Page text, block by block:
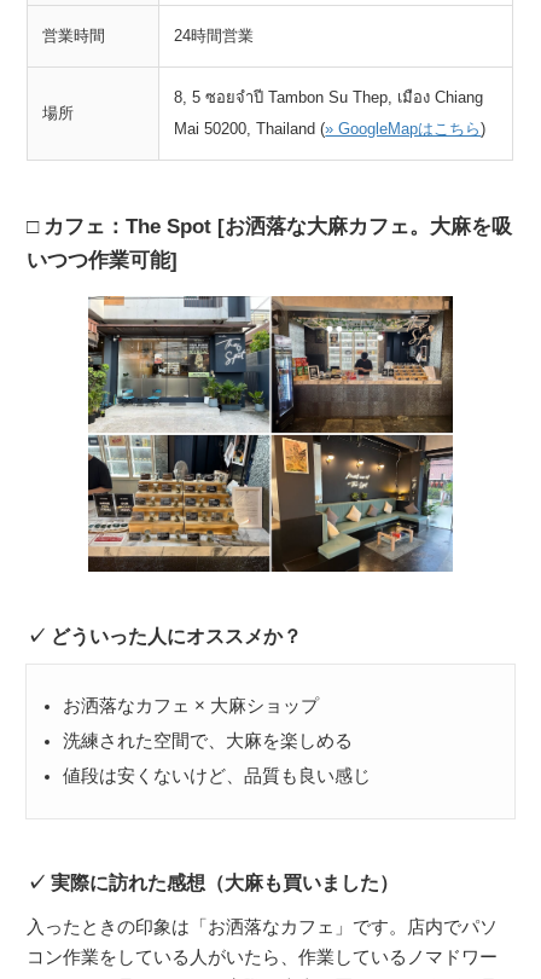
営業時間 24時間営業
場所
8, 5 ซอยจำปี Tambon Su Thep, เมือง Chiang
Mai 50200, Thailand (» GoogleMapはこちら)
カフェ：The Spot [お洒落な大麻カフェ。大麻を吸
いつつ作業可能]
どういった人にオススメか？
お洒落なカフェ × 大麻ショップ
洗練された空間で、大麻を楽しめる
値段は安くないけど、品質も良い感じ
実際に訪れた感想（大麻も買いました）
入ったときの印象は「お洒落なカフェ」です。店内でパソ
コン作業をしている人がいたら、作業しているノマドワー